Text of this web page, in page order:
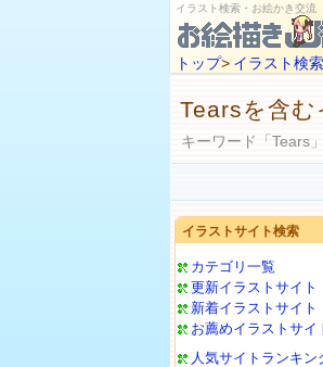
イラスト検索・お絵かき交流
トップ> イラスト検索
Tearsを含む
キーワード「Tears
イラストサイト検索
カテゴリ一覧
更新イラストサイト
新着イラストサイト
お薦めイラストサイ
人気サイトランキン